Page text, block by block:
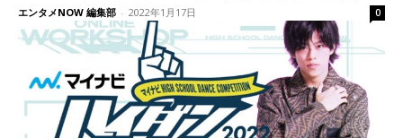
エンタメNOW 編集部 - 2022年1月17日 0